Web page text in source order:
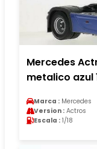
Mercedes
metalico azul
Marca : Mercedes
Version : Actros
Escala : 1/18